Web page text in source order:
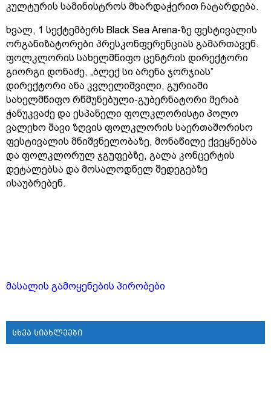
კულტურის სამინისტროს მხარდაჭერით ჩატარდება.
ხვალ, 1 სექტემბერს Black Sea Arena-ზე ფესტივალის
ორგანიზატორები პრესკონფერენციას გამართავენ.
ფოლკლორის სახელმწიფო ცენტრის დირექტორი
გიორგი დონაძე, „ბლექ სი არენა ჯორჯიას”
დირექტორი ანა კვლელიშვილი, გურიაში
სახელმწიფო რწმუნებული-გუბერნატორი მერაბ
ჭანუკვაძე და ესპანელი ფოლკლორისტი პოლო
ვალეხო შავი ზღვის ფოლკლორის საერთაშორისო
ფესტივალის მნიშვნელობაზე, მონაწილე ქვეყნებსა
და ფოლკლორულ ჯგუფებზე, გალა კონცერტის
დეტალებსა და მოსალოდნელ შედეგებზე
ისაუბრებენ.
მასალის გამოყენების პირობები
სხვა სიახლეები